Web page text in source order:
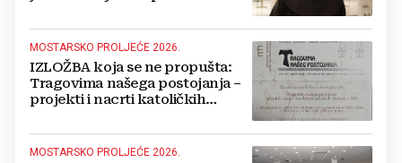
MOSTARSKO PROLJEĆE 2026.
IZLOŽBA koja se ne propušta:
Tragovima našega postojanja –
projekti i nacrti katoličkih
MOSTARSKO PROLJEĆE 2026.